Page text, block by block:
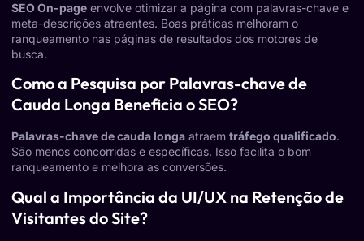
SEO On-page envolve otimizar a página com palavras-chave e
meta-descrições atraentes. Boas práticas melhoram o
ranqueamento nas páginas de resultados dos motores de
busca.
Como a Pesquisa por Palavras-chave de
Cauda Longa Beneficia o SEO?
Palavras-chave de cauda longa atraem tráfego qualificado.
São menos concorridas e específicas. Isso facilita o bom
ranqueamento e melhora as conversões.
Qual a Importância da UI/UX na Retenção de
Visitantes do Site?